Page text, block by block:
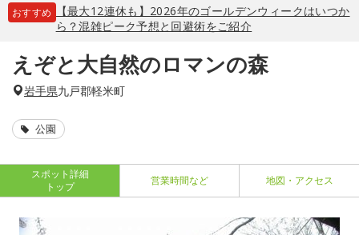
おすすめ
【最大12連休も】2026年のゴールデンウィークはいつか
ら？混雑ピーク予想と回避術をご紹介
えぞと大自然のロマンの森
岩手県九戸郡軽米町
公園
スポット詳細
トップ
営業時間など 地図・アクセス